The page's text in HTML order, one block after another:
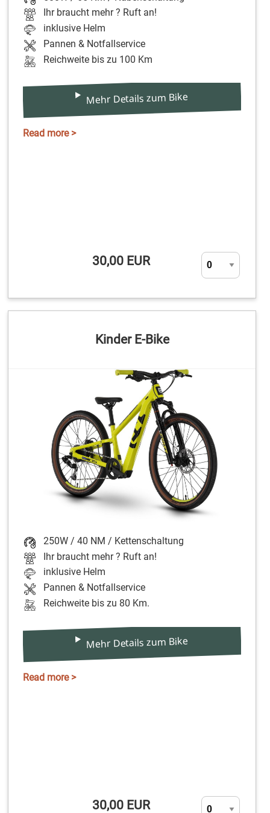
Ihr braucht mehr ? Ruft an!
inklusive Helm
Pannen & Notfallservice
Reichweite bis zu 100 Km
Mehr Details zum Bike
Read more >
30,00 EUR
Kinder E-Bike
250W / 40 NM / Kettenschaltung
Ihr braucht mehr ? Ruft an!
inklusive Helm
Pannen & Notfallservice
Reichweite bis zu 80 Km.
Mehr Details zum Bike
Read more >
30,00 EUR